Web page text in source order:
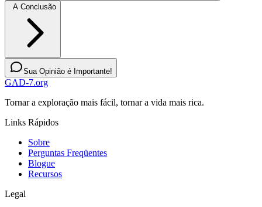
A Conclusão
Sua Opinião é Importante!
GAD-7.org
Tornar a exploração mais fácil, tornar a vida mais rica.
Links Rápidos
Sobre
Perguntas Freqüentes
Blogue
Recursos
Legal